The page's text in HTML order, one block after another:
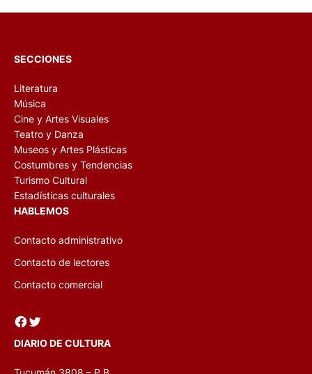
SECCIONES
Literatura
Música
Cine y Artes Visuales
Teatro y Danza
Museos y Artes Plásticas
Costumbres y Tendencias
Turismo Cultural
Estadísticas culturales
HABLEMOS
Contacto administrativo
Contacto de lectores
Contacto comercial
Facebook Twitter
DIARIO DE CULTURA